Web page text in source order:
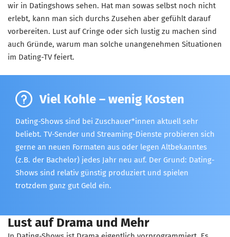
wir in Datingshows sehen. Hat man sowas selbst noch nicht
erlebt, kann man sich durchs Zusehen aber gefühlt darauf
vorbereiten. Lust auf Cringe oder sich lustig zu machen sind
auch Gründe, warum man solche unangenehmen Situationen
im Dating-TV feiert.
Viel Kohle – wenig Kosten
Dating-Shows sind bei Zuschauer*innen aktuell sehr
beliebt. TV-Sender und Streaming-Dienste probieren sich
gerne an neuen Formaten aus oder legen Altbekanntes
(z.B. der Bachelor) jedes Jahr neu auf. Der Grund: Dating-
Shows sind relativ günstig produziert und spielen
trotzdem ganz gut Geld ein.
Lust auf Drama und Mehr